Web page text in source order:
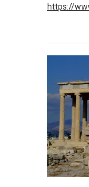
https://